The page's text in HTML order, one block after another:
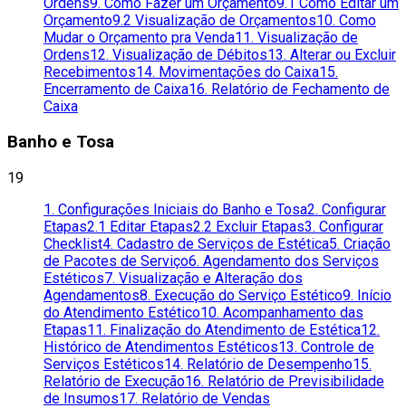
Ordens9. Como Fazer um Orçamento9.1 Como Editar um
Orçamento9.2 Visualização de Orçamentos10. Como
Mudar o Orçamento pra Venda11. Visualização de
Ordens12. Visualização de Débitos13. Alterar ou Excluir
Recebimentos14. Movimentações do Caixa15.
Encerramento de Caixa16. Relatório de Fechamento de
Caixa
Banho e Tosa
19
1. Configurações Iniciais do Banho e Tosa2. Configurar
Etapas2.1 Editar Etapas2.2 Excluir Etapas3. Configurar
Checklist4. Cadastro de Serviços de Estética5. Criação
de Pacotes de Serviço6. Agendamento dos Serviços
Estéticos7. Visualização e Alteração dos
Agendamentos8. Execução do Serviço Estético9. Início
do Atendimento Estético10. Acompanhamento das
Etapas11. Finalização do Atendimento de Estética12.
Histórico de Atendimentos Estéticos13. Controle de
Serviços Estéticos14. Relatório de Desempenho15.
Relatório de Execução16. Relatório de Previsibilidade
de Insumos17. Relatório de Vendas